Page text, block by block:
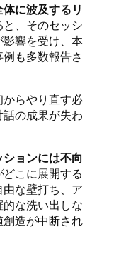
体に波及するリ
と、そのセッシ
影響を受け、本
も多数報告さ
らやり直す必
の成果が失わ
ョンには不向
どこに展開する
な壁打ち、ア
な洗い出しな
造が中断され